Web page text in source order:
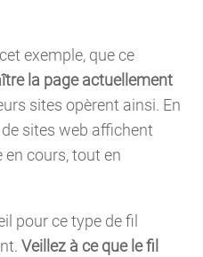
exemple, que ce
la page actuellement
sites opèrent ainsi. En
sites web affichent
en cours, tout en
pour ce type de fil
Veillez à ce que le fil